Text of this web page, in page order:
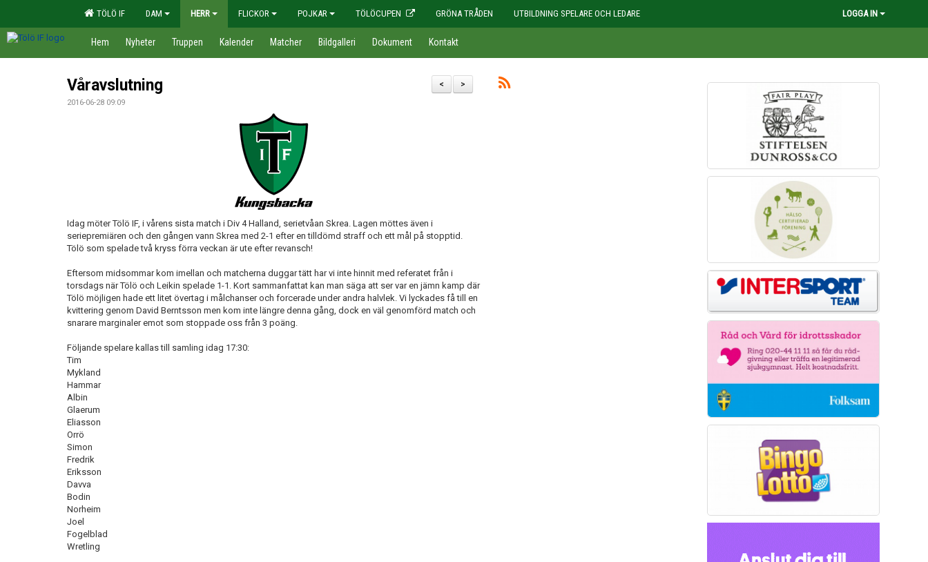
TÖLÖ IF DAM HERR FLICKOR POJKAR TÖLÖCUPEN GRÖNA TRÅDEN UTBILDNING SPELARE OCH LEDARE LOGGA IN
Hem Nyheter Truppen Kalender Matcher Bildgalleri Dokument Kontakt
>
<
Våravslutning
2016-06-28 09:09
Idag möter Tölö IF, i vårens sista match i Div 4 Halland, serietvåan Skrea. Lagen möttes även i
seriepremiären och den gången vann Skrea med 2-1 efter en tilldömd straff och ett mål på stopptid.
Tölö som spelade två kryss förra veckan är ute efter revansch!
Eftersom midsommar kom imellan och matcherna duggar tätt har vi inte hinnit med referatet från i
torsdags när Tölö och Leikin spelade 1-1. Kort sammanfattat kan man säga att ser var en jämn kamp där
Tölö möjligen hade ett litet övertag i målchanser och forcerade under andra halvlek. Vi lyckades få till en
kvittering genom David Berntsson men kom inte längre denna gång, dock en väl genomförd match och
snarare marginaler emot som stoppade oss från 3 poäng.
Följande spelare kallas till samling idag 17:30:
Tim
Mykland
Hammar
Albin
Glaerum
Eliasson
Orrö
Simon
Fredrik
Eriksson
Davva
Bodin
Norheim
Joel
Fogelblad
Wretling